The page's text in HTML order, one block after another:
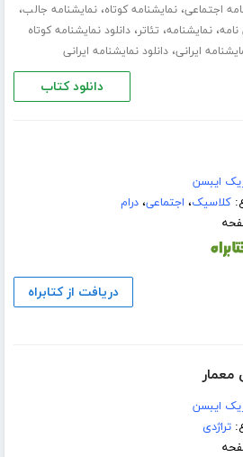
اجتماعی،نمایشنامه کوتاه،نمایشنامه جالب،
،نمایشنامه، تئاتر،دانلود نمایشنامه کوتاه
ایرانی،دانلود نمایشنامه ایرانی
دانلود کتاب
ایبسن
کلاسیک، اجتماعی،درام
دریافت از کتابراه
معمار
ایبسن
تراژدی